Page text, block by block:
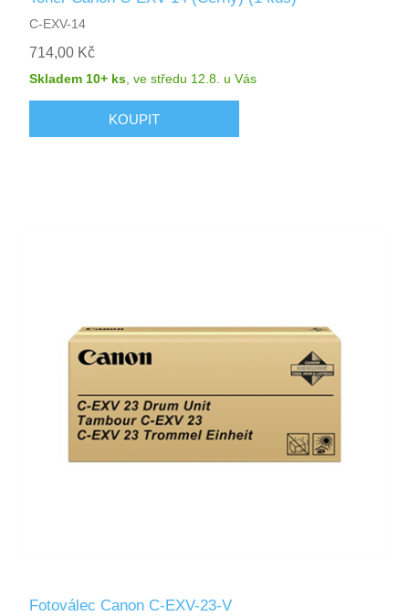
C-EXV-14
714,00 Kč
Skladem 10+ ks,ve středu 12.8. u Vás
Fotoválec Canon C-EXV-23-V